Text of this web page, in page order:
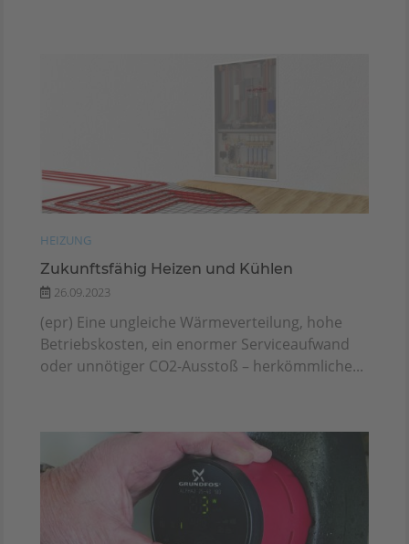
HEIZUNG
Zukunftsfähig Heizen und Kühlen
26.09.2023
(epr) Eine ungleiche Wärmeverteilung, hohe
Betriebskosten, ein enormer Serviceaufwand
oder unnötiger CO2-Ausstoß – herkömmliche...